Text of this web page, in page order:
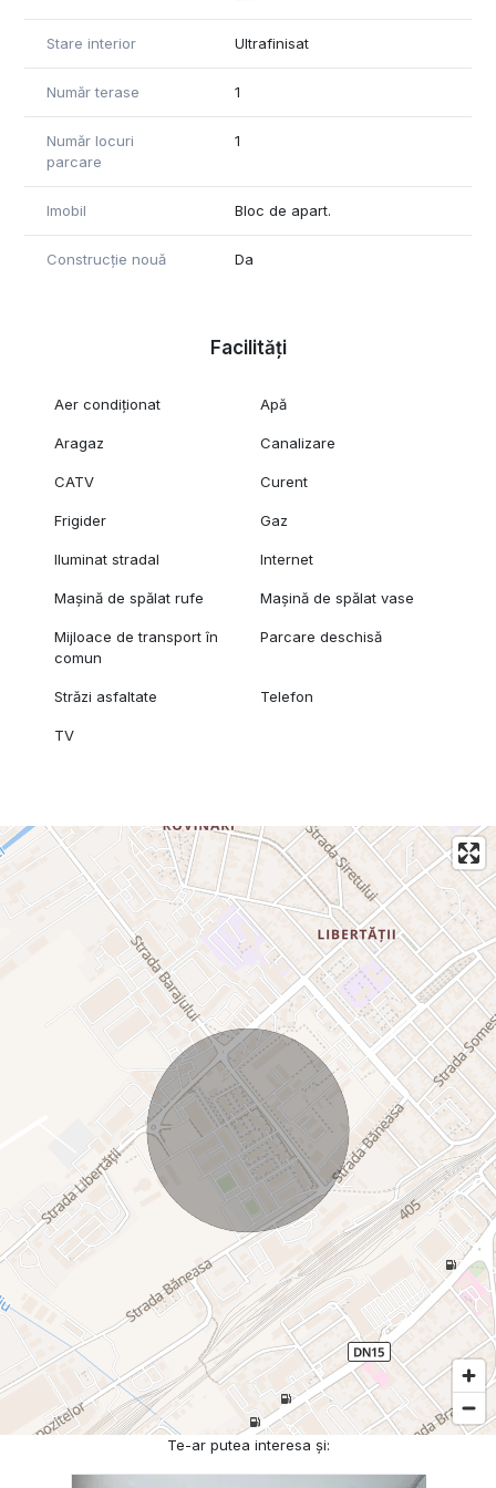
Stare interior Ultrafinisat
Număr terase 1
Număr locuri
parcare
1
Imobil Bloc de apart.
Construcție nouă Da
Facilități
Aer condiționat Apă
Aragaz Canalizare
CATV Curent
Frigider Gaz
Iluminat stradal Internet
Mașină de spălat rufe Mașină de spălat vase
Mijloace de transport în
comun
Parcare deschisă
Străzi asfaltate Telefon
TV
Te-ar putea interesa și: